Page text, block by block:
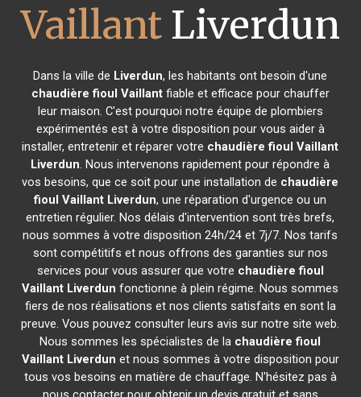
VaillantLiverdun
Dans la ville de Liverdun, les habitants ont besoin d'une
chaudière fioul Vaillantfiable et efficace pour chauffer
leur maison. C'est pourquoi notre équipe de plombiers
expérimentés est à votre disposition pour vous aider à
installer, entretenir et réparer votre chaudière fioul Vaillant
Liverdun. Nous intervenons rapidement pour répondre à
vos besoins, que ce soit pour une installation de chaudière
fioul Vaillant Liverdun, une réparation d'urgence ou un
entretien régulier. Nos délais d'intervention sont très brefs,
nous sommes à votre disposition 24h/24 et 7j/7. Nos tarifs
sont compétitifs et nous offrons des garanties sur nos
services pour vous assurer que votre chaudière fioul
Vaillant Liverdun fonctionne à plein régime. Nous sommes
fiers de nos réalisations et nos clients satisfaits en sont la
preuve. Vous pouvez consulter leurs avis sur notre site web.
Nous sommes les spécialistes de la chaudière fioul
Vaillant Liverdun et nous sommes à votre disposition pour
tous vos besoins en matière de chauffage. N'hésitez pas à